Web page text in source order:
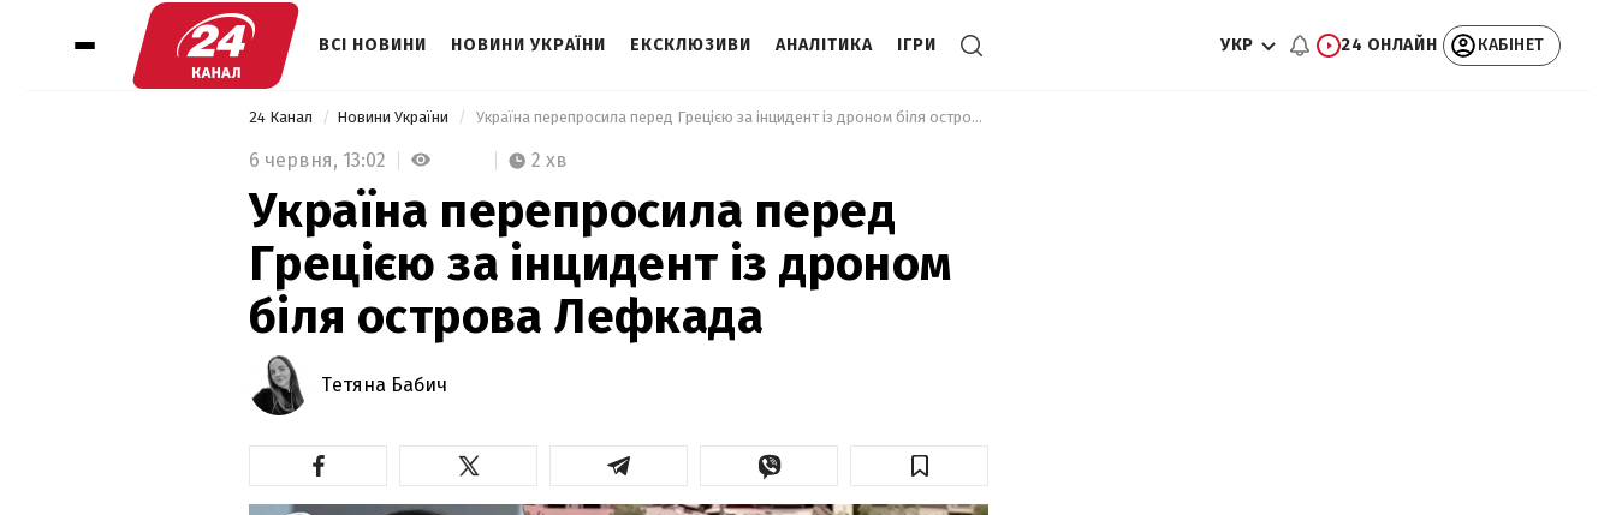
ВСІ НОВИНИ НОВИНИ УКРАЇНИ ЕКСКЛЮЗИВИ АНАЛІТИКА ІГРИ УКР 24 ОНЛАЙН КАБІНЕТ
24 Канал Новини України Україна перепросила перед Грецією за інцидент із дроном біля острова Лефкада
6 червня, 13:02 2 хв
Україна перепросила перед
Грецією за інцидент із дроном
біля острова Лефкада
Тетяна Бабич